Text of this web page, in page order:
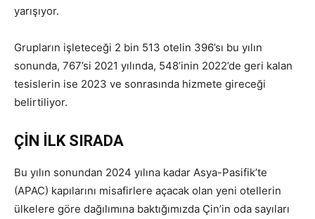
yarışıyor.
Grupların işleteceği 2 bin 513 otelin 396’sı bu yılın
sonunda, 767’si 2021 yılında, 548’inin 2022’de geri kalan
tesislerin ise 2023 ve sonrasında hizmete gireceği
belirtiliyor.
ÇİN İLK SIRADA
Bu yılın sonundan 2024 yılına kadar Asya-Pasifik’te
(APAC) kapılarını misafirlere açacak olan yeni otellerin
ülkelere göre dağılımına baktığımızda Çin’in oda sayıları